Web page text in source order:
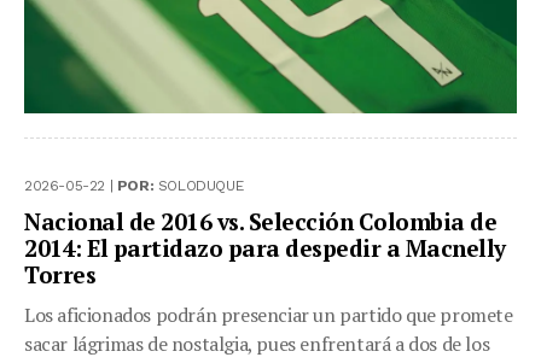
2026-05-22 | POR: SOLODUQUE
Nacional de 2016 vs. Selección Colombia de
2014: El partidazo para despedir a Macnelly
Torres
Los aficionados podrán presenciar un partido que promete
sacar lágrimas de nostalgia, pues enfrentará a dos de los